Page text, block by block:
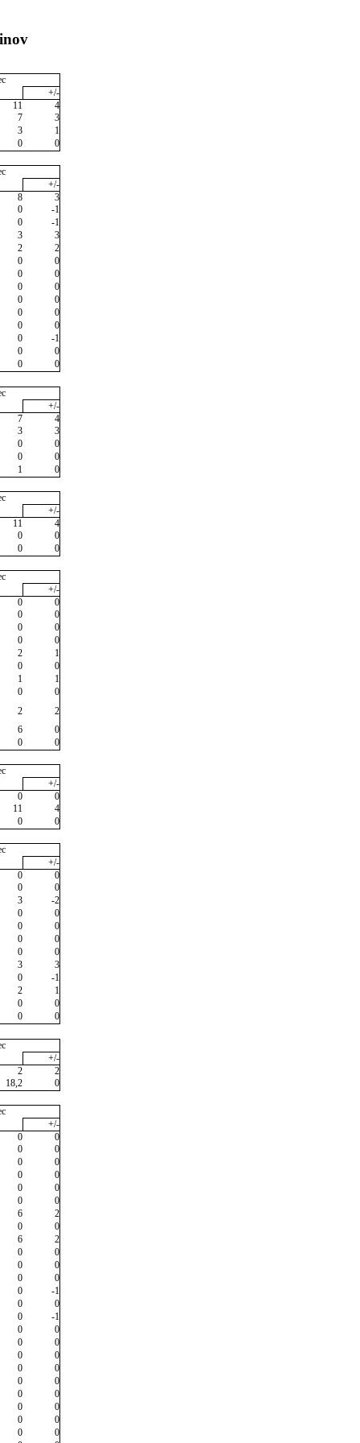
+/-
11
4
7
3
3
1
0
0
+/-
8
3
0
-1
0
-1
3
3
2
2
0
0
0
0
0
0
0
0
0
0
0
0
0
-1
0
0
0
0
+/-
7
4
3
3
0
0
0
0
1
0
+/-
11
4
0
0
0
0
+/-
0
0
0
0
0
0
0
0
2
1
0
0
1
1
0
0
2
2
6
0
0
0
+/-
0
0
11
4
0
0
+/-
0
0
0
0
3
-2
0
0
0
0
0
0
0
0
3
3
0
-1
2
1
0
0
0
0
+/-
2
2
18,2
0
+/-
0
0
0
0
0
0
0
0
0
0
0
0
6
2
0
0
6
2
0
0
0
0
0
0
0
-1
0
0
0
-1
0
0
0
0
0
0
0
0
0
0
0
0
0
0
0
0
0
0